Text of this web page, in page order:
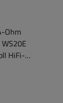
Ohm
HiFi-